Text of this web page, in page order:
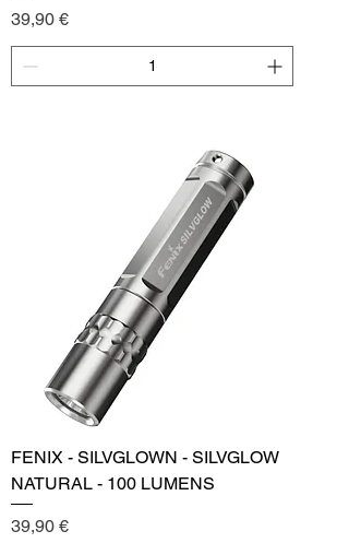
Price
39,90 €
FENIX - SILVGLOWN - SILVGLOW
NATURAL - 100 LUMENS
Price
39,90 €